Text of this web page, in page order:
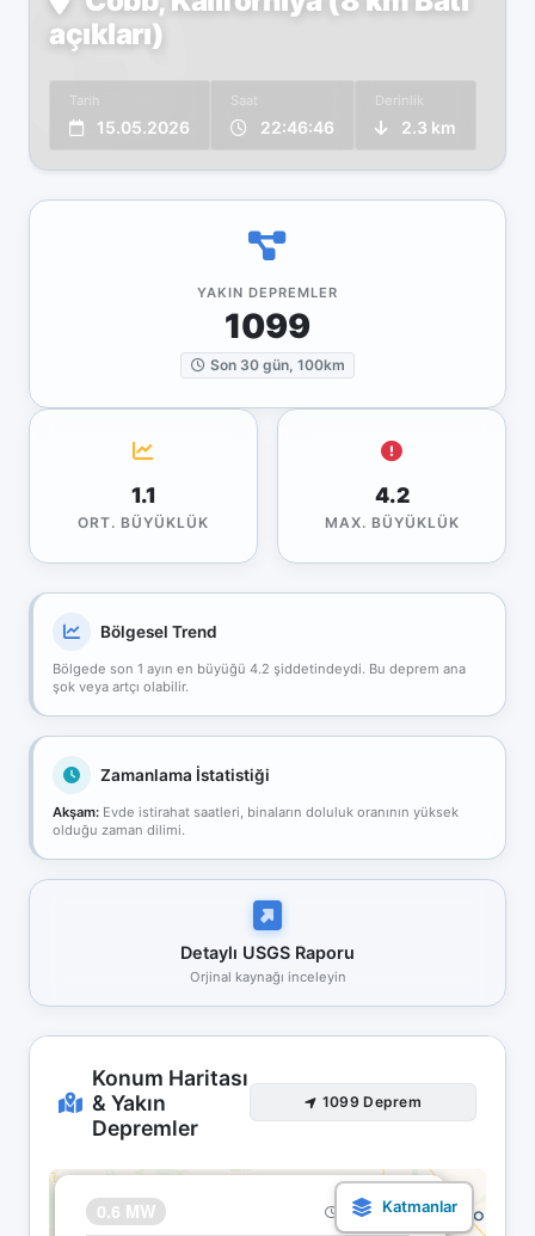
açıkları)
Tarih
15.05.2026
Saat
22:46:46
Derinlik
2.3 km
YAKIN DEPREMLER
1099
Son 30 gün, 100km
1.1
ORT. BÜYÜKLÜK
4.2
MAX. BÜYÜKLÜK
Bölgesel Trend
Bölgede son 1 ayın en büyüğü 4.2 şiddetindeydi. Bu deprem ana
şok veya artçı olabilir.
Zamanlama İstatistiği
Akşam: Evde istirahat saatleri, binaların doluluk oranının yüksek
olduğu zaman dilimi.
Detaylı USGS Raporu
Orjinal kaynağı inceleyin
Konum Haritası
& Yakın
Depremler
1099 Deprem
0.6 MW 15.05 22:46
×